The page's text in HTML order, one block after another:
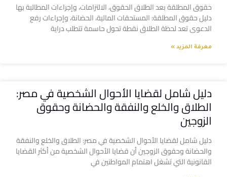
حقوق المطلقة بعد الطلاق الحقوق، الالتزامات، وإجراءات المطالبة بها
دليل حقوق المطلقة: المستحقات المالية، الحضانة، وإجراءات رفع
الدعوى تعد لحظة الطلاق نقطة تحول حاسمة تتطلب دراية
معرفة المزيد »
دليل شامل لقضايا الأحوال الشخصية في مصر:
الطلاق والخلع والنفقة والحضانة وحقوق
الزوجين
دليل شامل لقضايا الأحوال الشخصية في مصر: الطلاق والخلع والنفقة
والحضانة وحقوق الزوجين أن قضايا الأحوال الشخصية من أكثر القضايا
القانونية التي تشغل اهتمام المواطنين في